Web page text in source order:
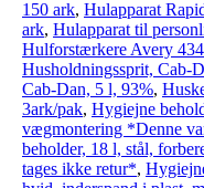
150 ark, Hulapparat
ark, Hulapparat til
Hulforstærkere Avery
Husholdningssprit, Cab-
Cab-Dan, 5 l, 93%,
3ark/pak, Hygiejne
vægmontering *Denne
beholder, 18 l, stål,
tages ikke retur*,